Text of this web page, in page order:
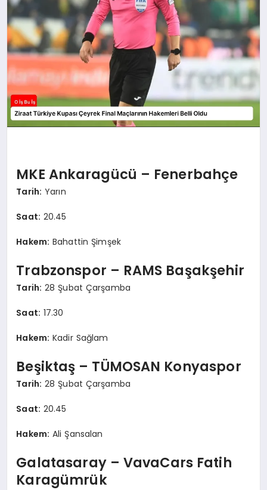
MKE Ankaragücü – Fenerbahçe
Tarih: Yarın
Saat: 20.45
Hakem: Bahattin Şimşek
Trabzonspor – RAMS Başakşehir
Tarih: 28 Şubat Çarşamba
Saat: 17.30
Hakem: Kadir Sağlam
Beşiktaş – TÜMOSAN Konyaspor
Tarih: 28 Şubat Çarşamba
Saat: 20.45
Hakem: Ali Şansalan
Galatasaray – VavaCars Fatih
Karagümrük